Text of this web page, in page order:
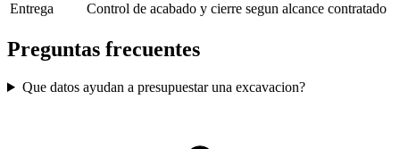
Entrega
Control de acabado y cierre segun alcance contratado
Preguntas frecuentes
Que datos ayudan a presupuestar una excavacion?